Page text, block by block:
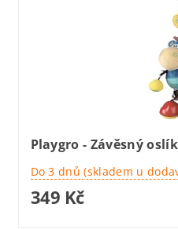
Playgro - Závěsný
Do 3 dnů (skladem u
349 Kč